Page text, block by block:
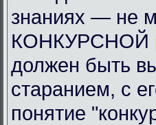
знаниях — не
КОНКУРСНОЙ
должен быть
старанием, с
понятие